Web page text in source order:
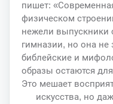
пишет:
физическом
нежели выпускники
гимназии, но она не
библейские и
образы остаются
Это мешает
искусства, но